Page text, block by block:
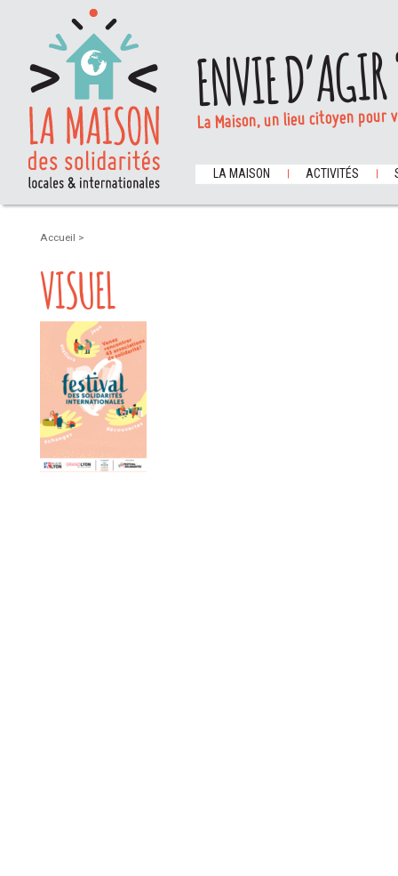
ENVIE
La Maison, un lieu citoyen
LA MAISON ACTIVITÉS
Accueil >
VISUEL